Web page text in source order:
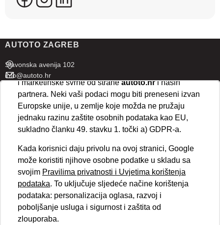
AUTOTO ZAGREB
Slavonska avenija 102
info@autoto.hr
Pon - Pet 07:30-18:00
Sub 08:00-13:00
AUTOTO SPLIT
info@autoto.hr
Pon - Pet 08:00-17:00
Sub 08:00-13:00
BRZI LINKOVI
Novosti
koriste ove tehnologije.
ispravno funkcioniranje stranice. Odabirom
kolačića na vaš uređaj i njihovu obradu za analitičke
i marketinške svrhe od straneautoto.hri naših
partnera. Neki vaši podaci mogu biti preneseni izvan
Europske unije, u zemlje koje možda ne pružaju
jednaku razinu zaštite osobnih podataka kao EU,
sukladno članku 49. stavku 1. točki a) GDPR-a.
Kada korisnici daju privolu na ovoj stranici, Google
može koristiti njihove osobne podatke u skladu sa
svojim Pravilima privatnosti i Uvjetima korištenja
podataka. To uključuje sljedeće načine korištenja
podataka: personalizacija oglasa, razvoj i
poboljšanje usluga i sigurnost i zaštita od
zlouporaba.